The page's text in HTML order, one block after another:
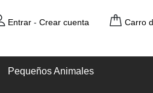
Entrar- Crear cuenta Carro
Pequeños Animales